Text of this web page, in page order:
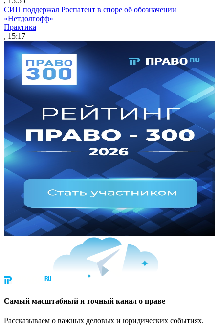
СИП поддержал Роспатент в споре об обозначении
«Нетдолгофф»
Практика
, 15:17
Cамый масштабный и точный канал о праве
Рассказываем о важных деловых и юридических событиях.